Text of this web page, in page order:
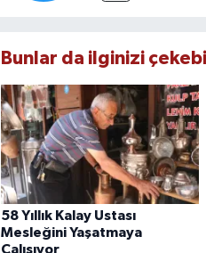
Bunlar da ilginizi
58 Yıllık Kalay Ustası
Mesleğini Yaşatmaya
Çalışıyor